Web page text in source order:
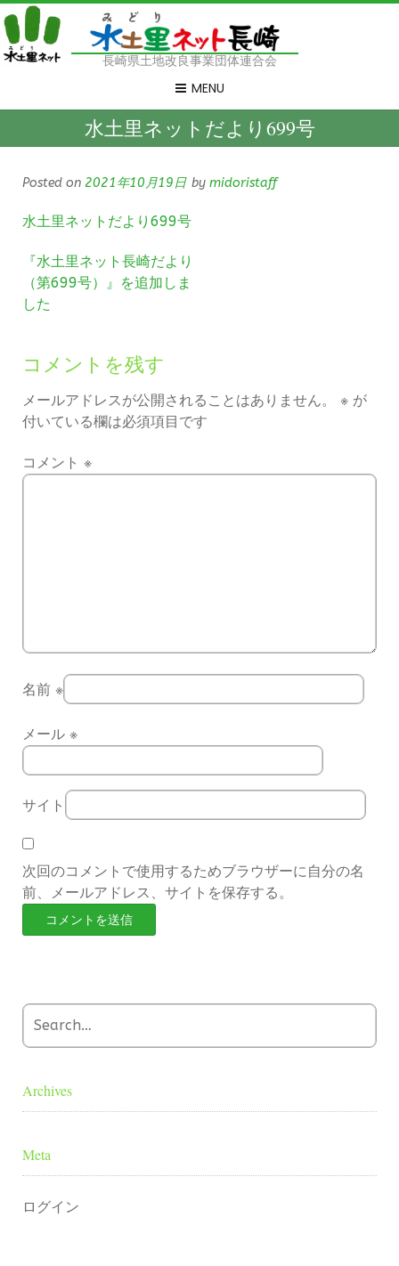
長崎県土地改良事業団体連合会
MENU
水土里ネットだより699号
Posted on 2021年10月19日 by midoristaff
水土里ネットだより699号
『水土里ネット長崎だより
（第699号）』を追加しま
した
コメントを残す
メールアドレスが公開されることはありません。 ※ が
付いている欄は必須項目です
コメント ※
名前 ※
メール ※
サイト
次回のコメントで使用するためブラウザーに自分の名
前、メールアドレス、サイトを保存する。
Archives
Meta
ログイン